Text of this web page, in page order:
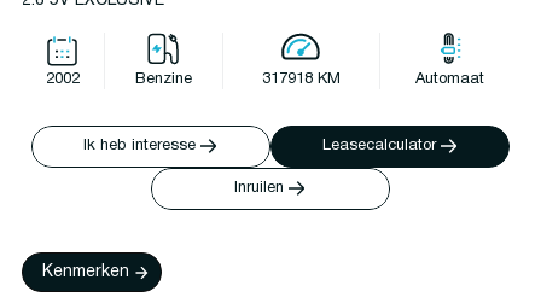
2002 Benzine 317918 KM Automaat
Ik heb interesse Leasecalculator
Inruilen
Kenmerken